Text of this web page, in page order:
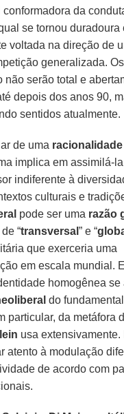
da
se tornou duradoura
voltada na direção de
generalizada.
não serão total e
depois dos anos 90,
sentidos atualmente.
de uma
implica em assimilá-
indiferente à
culturais e
pode ser uma razão
“transversal” e “
que exerceria uma
em escala mundial.
homogênea se
do
particular, da metáfora
usa extensivamente.
atento à modulação
de acordo com